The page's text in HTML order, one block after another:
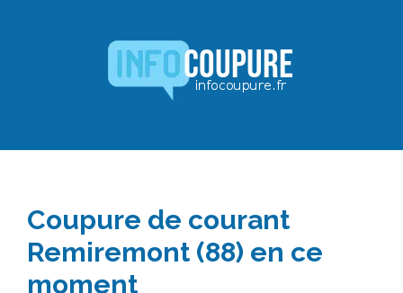
Coupure de courant
Remiremont (88) en ce
moment